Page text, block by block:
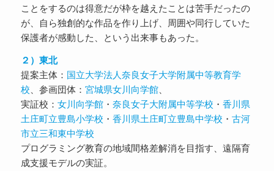
ことをするのは得意だが枠を越えたことは苦手だったの
が、自ら独創的な作品を作り上げ、周囲や同行していた
保護者が感動した、という出来事もあった。
２）東北
提案主体： 国立大学法人奈良女子大学附属中等教育学
校 、参画団体： 宮城県女川向学館、
実証校： 女川向学館・ 奈良女子大附属中等学校 ・ 香川県
土庄町立豊島小学校 ・ 香川県土庄町立豊島中学校 ・ 古河
市立三和東中学校
プログラミング教育の地域間格差解消を目指す、遠隔育
成支援モデルの実証。